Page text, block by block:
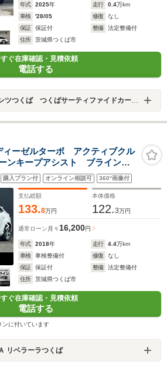
年式 2025年 走行 0.4万km
車検
'28/05 修復
なし
保証
保証付 整備
法定整備付
住所
茨城県つくば市
ぐ在庫確認・見積依頼
電話する
つくば つくばサーティファイドカーセンター
ーゼルターボ アクティブクル
ンキープアシスト ブラインド
ションシステム 純正HDDナビ
メラ ETC 前後ドラレコ パワ
イト オートライト
購入プラン付 オンライン相談可 360°画像付
支払総額
133.8万円
本体価格
122.3万円
通常ローン 月々 16,200円
年式 2018年 走行 4.4万km
車検
車検整備付 修復
なし
保証
保証付 整備
法定整備付
住所
茨城県つくば市
ぐ在庫確認・見積依頼
電話する
ンに付いています
リベラーラつくば